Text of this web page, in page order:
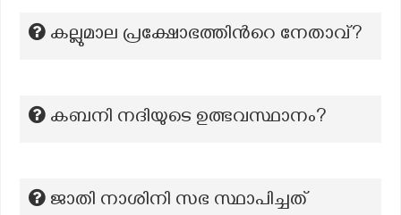
കല്ലുമാല പ്രക്ഷോഭത്തിന്‍റെ നേതാവ്?
കബനി നദിയുടെ ഉത്ഭവസ്ഥാനം?
ജാതി നാശിനി സഭ സ്ഥാപിച്ചത്